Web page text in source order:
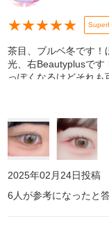
★★★★★
茶目、ブルベ冬です！
光、右Beautyplusです
っぽくなるけどそれ
けど付けてみたらめ
てもいいかなって思
てるから綺麗に馴染む
2025年02月24日投稿
6 人が参考になったと